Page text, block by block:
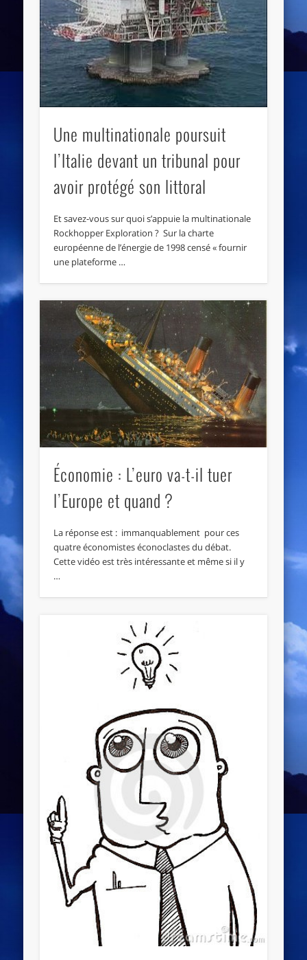
Une multinationale poursuit
l’Italie devant un tribunal pour
avoir protégé son littoral
Et savez-vous sur quoi s’appuie la multinationale
Rockhopper Exploration ? Sur la charte
européenne de l’énergie de 1998 censé « fournir
une plateforme …
Économie : L’euro va-t-il tuer
l’Europe et quand ?
La réponse est : immanquablement pour ces
quatre économistes éconoclastes du débat.
Cette vidéo est très intéressante et même si il y
…